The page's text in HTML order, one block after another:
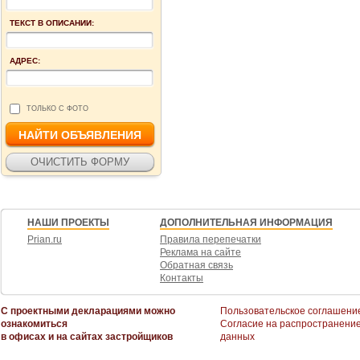
ТЕКСТ В ОПИСАНИИ:
АДРЕС:
ТОЛЬКО С ФОТО
НАШИ ПРОЕКТЫ
Prian.ru
ДОПОЛНИТЕЛЬНАЯ ИНФОРМАЦИЯ
Правила перепечатки
Реклама на сайте
Обратная связь
Контакты
С проектными декларациями можно
ознакомиться
в офисах и на сайтах застройщиков
Пользовательское
Согласие на
данных